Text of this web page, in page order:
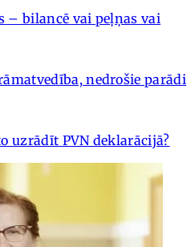
– bilancē vai peļņas vai
nedrošie parādi
uzrādīt PVN deklarācijā?